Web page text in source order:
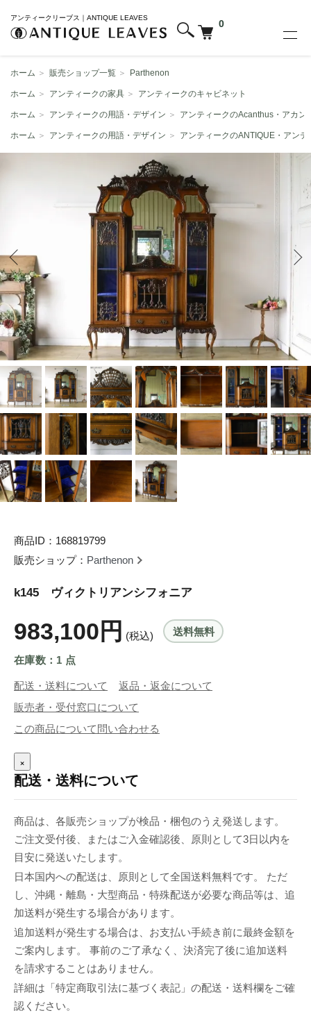
アンティークリーブス｜ANTIQUE LEAVES
0
ホーム ＞ 販売ショップ一覧 ＞ Parthenon
ホーム ＞ アンティークの家具 ＞ アンティークのキャビネット
ホーム ＞ アンティークの用語・デザイン ＞ アンティークのAcanthus・アカン
ホーム ＞ アンティークの用語・デザイン ＞ アンティークのANTIQUE・アンテ
商品ID：168819799
販売ショップ： Parthenon
k145 ヴィクトリアンシフォニア
983,100円 (税込) 送料無料
在庫数：1 点
配送・送料について
返品・返金について
販売者・受付窓口について
この商品について問い合わせる
×
配送・送料について
商品は、各販売ショップが検品・梱包のうえ発送します。
ご注文受付後、またはご入金確認後、原則として3日以内を
目安に発送いたします。
日本国内への配送は、原則として全国送料無料です。 ただ
し、沖縄・離島・大型商品・特殊配送が必要な商品等は、追
加送料が発生する場合があります。
追加送料が発生する場合は、お支払い手続き前に最終金額を
ご案内します。 事前のご了承なく、決済完了後に追加送料
を請求することはありません。
詳細は「特定商取引法に基づく表記」の配送・送料欄をご確
認ください。